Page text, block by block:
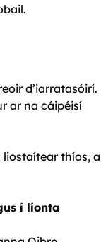
d’iarratasóirí.
ar na cáipéisí
thíos, a
í líonta